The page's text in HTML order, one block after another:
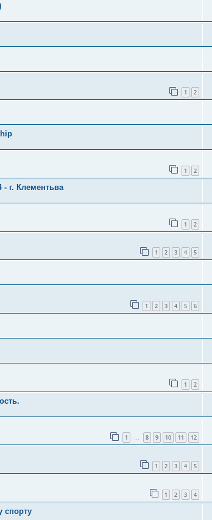
1 2
1 2
- г. Клементьва
1 2
1 2 3 4 5
1 2 3 4 5 6
1 2
1 8 9 10 11 12
1 2 3 4 5
1 2 3 4
спорту